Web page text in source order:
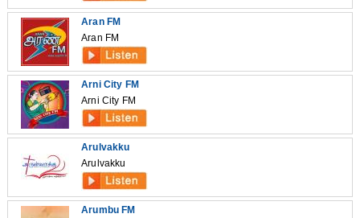
Aran FM
Aran FM
Arni City FM
Arni City FM
Arulvakku
Arulvakku
Arumbu FM